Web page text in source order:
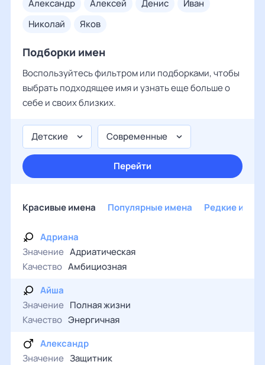
александр
алексей денис
иван
николай
яков
Подборки имен
Воспользуйтесь фильтром или подборками, чтобы
выбрать подходящее имя и узнать еще больше о
себе и своих близких.
Детские Современные
Перейти
Красивые имена Популярные имена Редкие
Адриана
Значение Адриатическая
Качество Амбициозная
Айша
Значение Полная жизни
Качество Энергичная
Александр
Значение Защитник